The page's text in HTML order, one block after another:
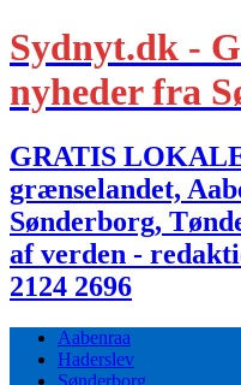
Sydnyt.dk -
nyheder fra
GRATIS
grænselandet,
Sønderborg,
af verden -
2124 2696
Aabenraa
Haderslev
Sønderborg